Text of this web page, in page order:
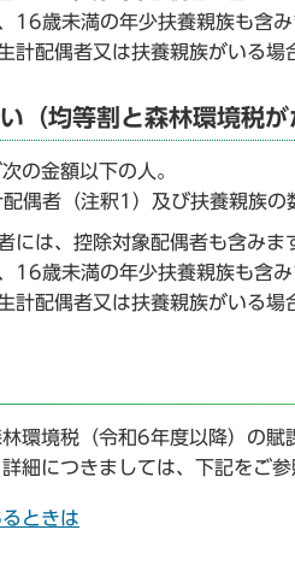
16歳未満の年少扶養親族も含み
計配偶者又は扶養親族がいる場
（均等割と森林環境税
の金額以下の人。
偶者（注釈1）及び扶養親族
には、控除対象配偶者も含みま
16歳未満の年少扶養親族も含み
計配偶者又は扶養親族がいる場
環境税（令和6年度以降）の
細につきましては、下記をご参
ときは